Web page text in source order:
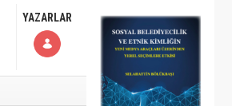
YAZARLAR